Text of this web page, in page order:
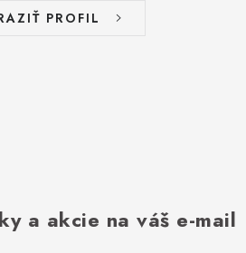
PROFIL
a akcie na váš e-mail